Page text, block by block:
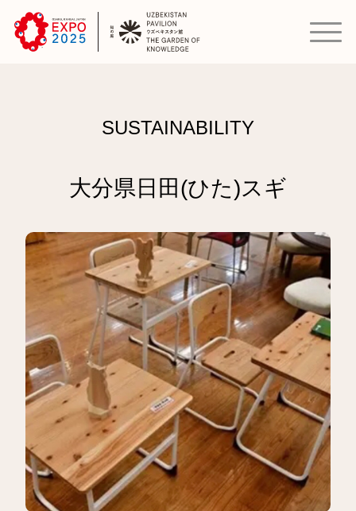
SUSTAINABILITY
大分県日田(ひた)スギ